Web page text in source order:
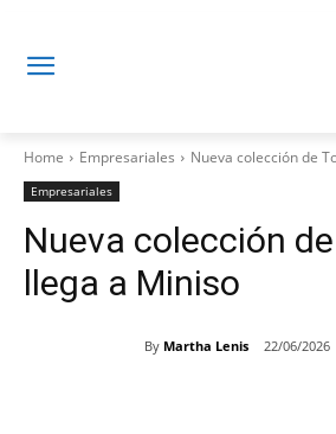
Home Empresariales Nueva colección de
Empresariales
Nueva colección
llega a Miniso
By Martha Lenis 22/06/2026